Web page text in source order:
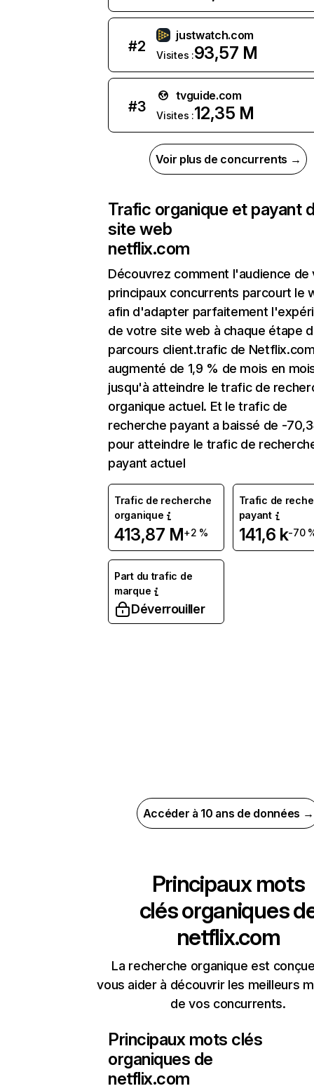
#2
justwatch.com
Visites :93,57 M
#3
tvguide.com
Visites :12,35 M
Voir plus de concurrents →
Trafic organique et payant
site web
netflix.com
Découvrez comment l'audience de
principaux concurrents parcourt le
afin d'adapter parfaitement
de votre site web à chaque étape
parcours client.trafic de
augmenté de 1,9 % de mois en
jusqu'à atteindre le trafic de
organique actuel. Et le trafic de
recherche payant a baissé de -
pour atteindre le trafic de
payant actuel
Trafic de recherche
organique
413,87 M+2 %
Trafic de
payant
141,6 k-70
Part du trafic de
marque
Déverrouiller
Accéder à 10 ans de données →
Principaux mots
clés organiques
netflix.com
La recherche organique est
vous aider à découvrir les meilleurs
de vos concurrents.
Principaux mots clés
organiques de
netflix.com